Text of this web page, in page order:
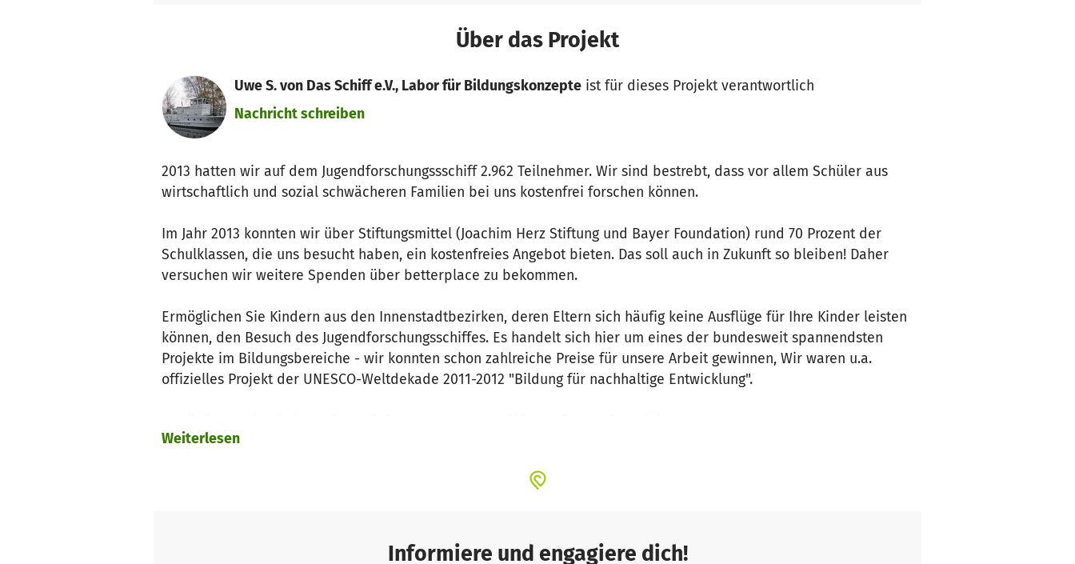
Über das Projekt
Uwe S. von Das Schiff e.V., Labor für Bildungskonzepteist für dieses Projekt verantwortlich
Nachricht schreiben
2013 hatten wir auf dem Jugendforschungssschiff 2.962 Teilnehmer. Wir sind bestrebt, dass vor allem Schüler aus
wirtschaftlich und sozial schwächeren Familien bei uns kostenfrei forschen können.
Im Jahr 2013 konnten wir über Stiftungsmittel (Joachim Herz Stiftung und Bayer Foundation) rund 70 Prozent der
Schulklassen, die uns besucht haben, ein kostenfreies Angebot bieten. Das soll auch in Zukunft so bleiben! Daher
versuchen wir weitere Spenden über betterplace zu bekommen.
Ermöglichen Sie Kindern aus den Innenstadtbezirken, deren Eltern sich häufig keine Ausflüge für Ihre Kinder leisten
können, den Besuch des Jugendforschungsschiffes. Es handelt sich hier um eines der bundesweit spannendsten
Projekte im Bildungsbereiche - wir konnten schon zahlreiche Preise für unsere Arbeit gewinnen, Wir waren u.a.
offizielles Projekt der UNESCO-Weltdekade 2011-2012 "Bildung für nachhaltige Entwicklung".
können wir in diesem ehrenamtlich aufgestellten Projekt sehr günstig arbeiten. Dennoch fallen permanent
Weiterlesen
Informiere und engagiere dich!